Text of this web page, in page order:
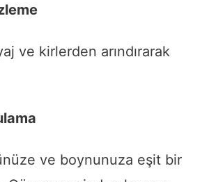
ve kirlerden arındırarak
ve boynunuza eşit bir